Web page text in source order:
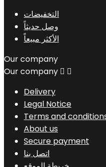
التخفيضات
وصل حديثاً
الأكثر مبيعاً
Our company
Our company  
Delivery
Legal Notice
Terms and
About us
Secure payment
اتصل بنا